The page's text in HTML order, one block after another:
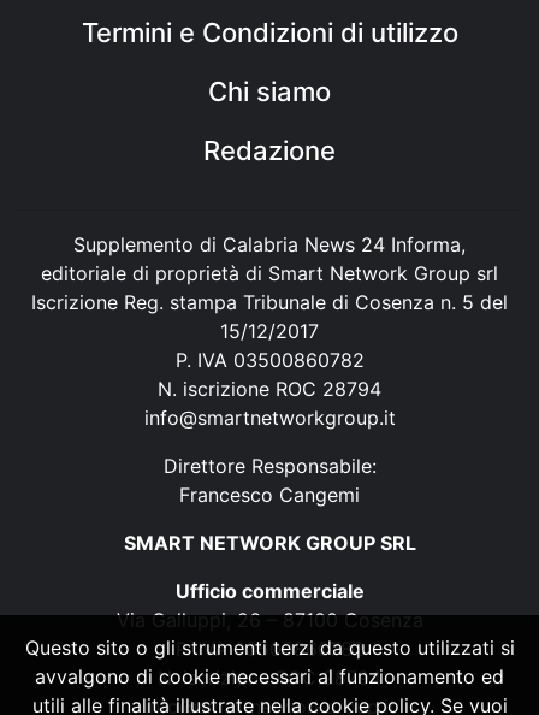
Termini e Condizioni di utilizzo
Chi siamo
Redazione
Supplemento di Calabria News 24 Informa,
editoriale di proprietà di Smart Network Group srl
Iscrizione Reg. stampa Tribunale di Cosenza n. 5 del
15/12/2017
P. IVA 03500860782
N. iscrizione ROC 28794
info@smartnetworkgroup.it
Direttore Responsabile:
Francesco Cangemi
SMART NETWORK GROUP SRL
Ufficio commerciale
Via Galluppi, 26 – 87100 Cosenza
P. IVA 03500860782
N. iscrizione ROC 28794
info@smartnetworkgroup.it
Questo sito o gli strumenti terzi da questo utilizzati si
avvalgono di cookie necessari al funzionamento ed
utili alle finalità illustrate nella cookie policy. Se vuoi